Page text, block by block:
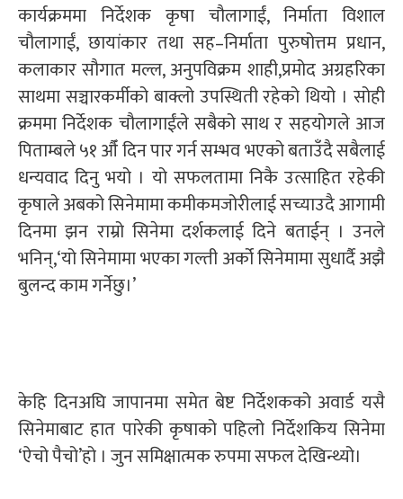
कार्यक्रममा निर्देशक कृषा चौलागाईं, निर्माता विशाल
चौलागाईं, छायांकार तथा सह–निर्माता पुरुषोत्तम प्रधान,
कलाकार सौगात मल्ल, अनुपविक्रम शाही,प्रमोद अग्रहरिका
साथमा सञ्चारकर्मीको बाक्लो उपस्थिती रहेको थियो । सोही
क्रममा निर्देशक चौलागाईंले सबैको साथ र सहयोगले आज
पिताम्बले ५१ औँ दिन पार गर्न सम्भव भएको बताउँदै सबैलाई
धन्यवाद दिनु भयो । यो सफलतामा निकै उत्साहित रहेकी
कृषाले अबको सिनेमामा कमीकमजोरीलाई सच्याउदै आगामी
दिनमा झन राम्रो सिनेमा दर्शकलाई दिने बताईन् । उनले
भनिन्,‘यो सिनेमामा भएका गल्ती अर्को सिनेमामा सुधार्दै अझै
बुलन्द काम गर्नेछु।’
केहि दिनअघि जापानमा समेत बेष्ट निर्देशकको अवार्ड यसै
सिनेमाबाट हात पारेकी कृषाको पहिलो निर्देशकिय सिनेमा
‘ऐचो पैचो’हो । जुन समिक्षात्मक रुपमा सफल देखिन्थ्यो।